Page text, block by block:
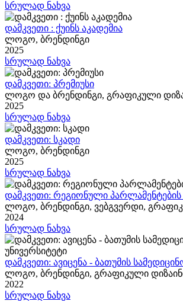
სრულად ნახვა
დამკვეთი : ქუინს აკადემია
ლოგო, ბრენდინგი
2025
სრულად ნახვა
დამკვეთი: პრემიუსი
ლოგო და ბრენდინგი, გრაფიკული
2025
სრულად ნახვა
დამკვეთი: სკადი
ლოგო, ბრენდინგი
2025
სრულად ნახვა
დამკვეთი: რეგიონული
ლოგო, ბრენდინგი, ვებგვერდი,
2024
სრულად ნახვა
დამკვეთი: ავიცენა - ბათუმის
ლოგო, ბრენდინგი, გრაფიკული
2022
სრულად ნახვა